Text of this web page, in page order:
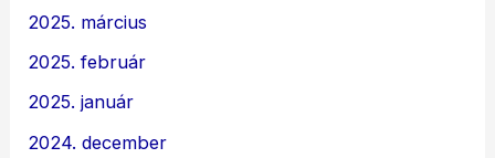
2025. március
2025. február
2025. január
2024. december